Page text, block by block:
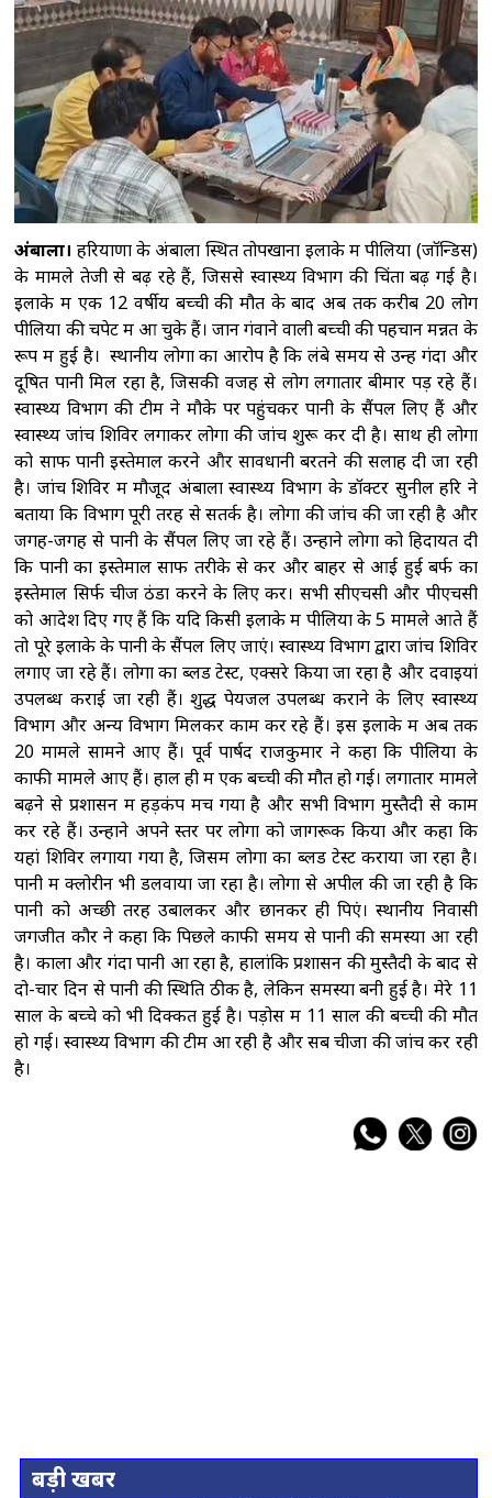
देशभर में संगठन का विस्तार छत्रपति संभाजीनगर।
कॉकरोच जनता पार्टी (सीजेपी) ने अपनी पहली राष्ट्रीय
कार्यकारिणी की घोषणा कर
अरुणाचल प्रदेश: जेपी
नड्डा ने बाढ़ प्रभावित इलाकों का किया दौरा, समीक्षा
बैठक की
मुंबई: शुरू हुआ ब्रिक्स वेव्स बाजार 2026,
रचनात्मक क्षेत्र में सहयोग और निवेश बढ़ाने पर
जोर
कोलकाता : इलियट पार्क से हटाए गए 'व्यू-
ब्लॉकर', सीएम अधिकारी ने पूर्व सरकार पर कसा
तंज
कोर कमेटी को लेकर सीजेपी में बवाल,
अभिजीत दिपके के घर के बाहर दो युवाओं ने दिया
धरना
अंबाला। हरियाणा के अंबाला स्थित तोपखाना इलाके में पीलिया (जॉन्डिस)
के मामले तेजी से बढ़ रहे हैं, जिससे स्वास्थ्य विभाग की चिंता बढ़ गई है।
इलाके में एक 12 वर्षीय बच्ची की मौत के बाद अब तक करीब 20 लोग
पीलिया की चपेट में आ चुके हैं। जान गंवाने वाली बच्ची की पहचान मन्नत के
रूप में हुई है। स्थानीय लोगों का आरोप है कि लंबे समय से उन्हें गंदा और
दूषित पानी मिल रहा है, जिसकी वजह से लोग लगातार बीमार पड़ रहे हैं।
स्वास्थ्य विभाग की टीम ने मौके पर पहुंचकर पानी के सैंपल लिए हैं और
स्वास्थ्य जांच शिविर लगाकर लोगों की जांच शुरू कर दी है। साथ ही लोगों
को साफ पानी इस्तेमाल करने और सावधानी बरतने की सलाह दी जा रही
है। जांच शिविर में मौजूद अंबाला स्वास्थ्य विभाग के डॉक्टर सुनील हरि ने
बताया कि विभाग पूरी तरह से सतर्क है। लोगों की जांच की जा रही है और
जगह-जगह से पानी के सैंपल लिए जा रहे हैं। उन्होंने लोगों को हिदायत दी
कि पानी का इस्तेमाल साफ तरीके से करें और बाहर से आई हुई बर्फ का
इस्तेमाल सिर्फ चीजें ठंडा करने के लिए करें। सभी सीएचसी और पीएचसी
को आदेश दिए गए हैं कि यदि किसी इलाके में पीलिया के 5 मामले आते हैं
तो पूरे इलाके के पानी के सैंपल लिए जाएं। स्वास्थ्य विभाग द्वारा जांच शिविर
लगाए जा रहे हैं। लोगों का ब्लड टेस्ट, एक्सरे किया जा रहा है और दवाइयां
उपलब्ध कराई जा रही हैं। शुद्ध पेयजल उपलब्ध कराने के लिए स्वास्थ्य
विभाग और अन्य विभाग मिलकर काम कर रहे हैं। इस इलाके में अब तक
20 मामले सामने आए हैं। पूर्व पार्षद राजकुमार ने कहा कि पीलिया के
काफी मामले आए हैं। हाल ही में एक बच्ची की मौत हो गई। लगातार मामले
बढ़ने से प्रशासन में हड़कंप मच गया है और सभी विभाग मुस्तैदी से काम
कर रहे हैं। उन्होंने अपने स्तर पर लोगों को जागरूक किया और कहा कि
यहां शिविर लगाया गया है, जिसमें लोगों का ब्लड टेस्ट कराया जा रहा है।
पानी में क्लोरीन भी डलवाया जा रहा है। लोगों से अपील की जा रही है कि
पानी को अच्छी तरह उबालकर और छानकर ही पिएं। स्थानीय निवासी
जगजीत कौर ने कहा कि पिछले काफी समय से पानी की समस्या आ रही
है। काला और गंदा पानी आ रहा है, हालांकि प्रशासन की मुस्तैदी के बाद से
दो-चार दिन से पानी की स्थिति ठीक है, लेकिन समस्या बनी हुई है। मेरे 11
साल के बच्चे को भी दिक्कत हुई है। पड़ोस में 11 साल की बच्ची की मौत
हो गई। स्वास्थ्य विभाग की टीम आ रही है और सब चीजों की जांच कर रही
है।
बड़ी खबर